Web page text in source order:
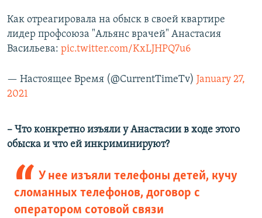
Как отреагировала на обыск в своей квартире
лидер профсоюза "Альянс врачей" Анастасия
Васильева: pic.twitter.com/KxLJHPQ7u6
— Настоящее Время (@CurrentTimeTv) January 27,
2021
– Что конкретно изъяли у Анастасии в ходе этого
обыска и что ей инкриминируют?
У нее изъяли телефоны детей, кучу
сломанных телефонов, договор с
оператором сотовой связи